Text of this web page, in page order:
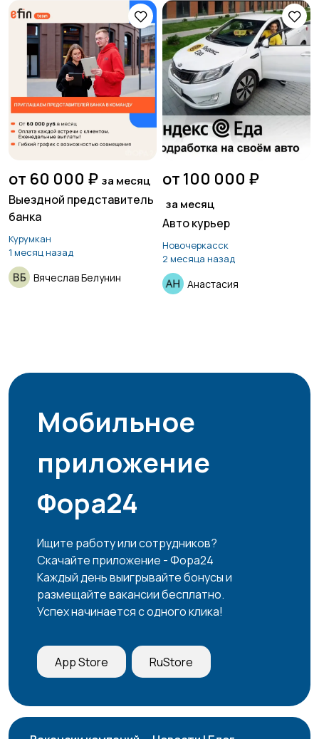
от 60 000 ₽ за месяц
Выездной представитель
банка
Курумкан
1 месяц назад
Вячеслав Белунин
от 100 000 ₽
за месяц
Авто курьер
Новочеркасск
2 месяца назад
Анастасия
Мобильное
приложение
Фора24
Ищите работу или сотрудников?
Скачайте приложение - Фора24
Каждый день выигрывайте бонусы и
размещайте вакансии бесплатно.
Успех начинается с одного клика!
App Store RuStore